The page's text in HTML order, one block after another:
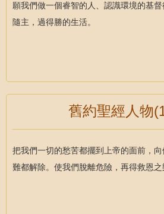
願我們做一個睿智的人、認識環境的基
隨主，過得勝的生活。
舊約聖經人物
把我們一切的愁苦都擺到上帝的面前，
難都解除。使我們脫離危險，再得救恩之